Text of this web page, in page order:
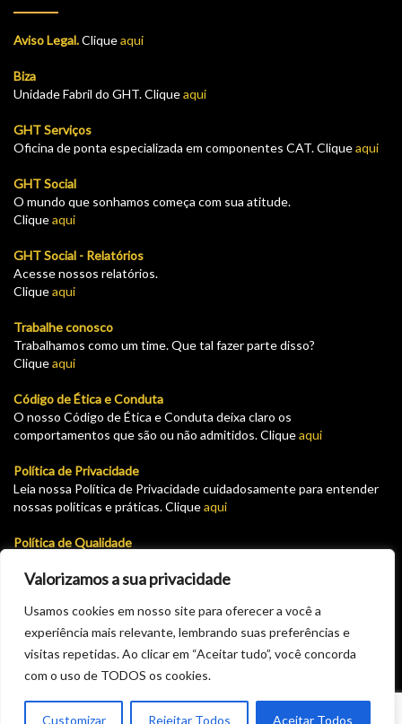
Valorizamos a sua privacidade
Usamos cookies em nosso site para oferecer a você a
experiência mais relevante, lembrando suas preferências e
visitas repetidas. Ao clicar em “Aceitar tudo”, você concorda
com o uso de TODOS os cookies.
Customizar Rejeitar Todos Aceitar Todos
Aviso Legal.Cliqueaqui
Biza
Unidade Fabril do GHT. Cliqueaqui
GHT Serviços
Oficina de ponta especializada em componentes CAT. Cliqueaqui
GHT Social
O mundo que sonhamos começa com sua atitude.
Cliqueaqui
GHT Social - Relatórios
Acesse nossos relatórios.
Cliqueaqui
Trabalhe conosco
Trabalhamos como um time. Que tal fazer parte disso?
Cliqueaqui
Código de Ética e Conduta
O nosso Código de Ética e Conduta deixa claro os
comportamentos que são ou não admitidos. Cliqueaqui
Política de Privacidade
Leia nossa Política de Privacidade cuidadosamente para entender
nossas políticas e práticas. Cliqueaqui
Política de Qualidade
entender nossas políticas e práticas. Clique
Plataforma para solicitar cadastro como fornecedor do GHT.
Solicite seu pré cadastro aqui e aguarde a aprovação via email.
Cliqueaqui